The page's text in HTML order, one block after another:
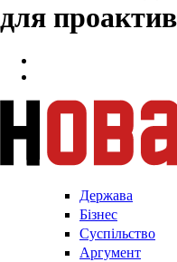
для
Держава
Бізнес
Суспільство
Аргумент